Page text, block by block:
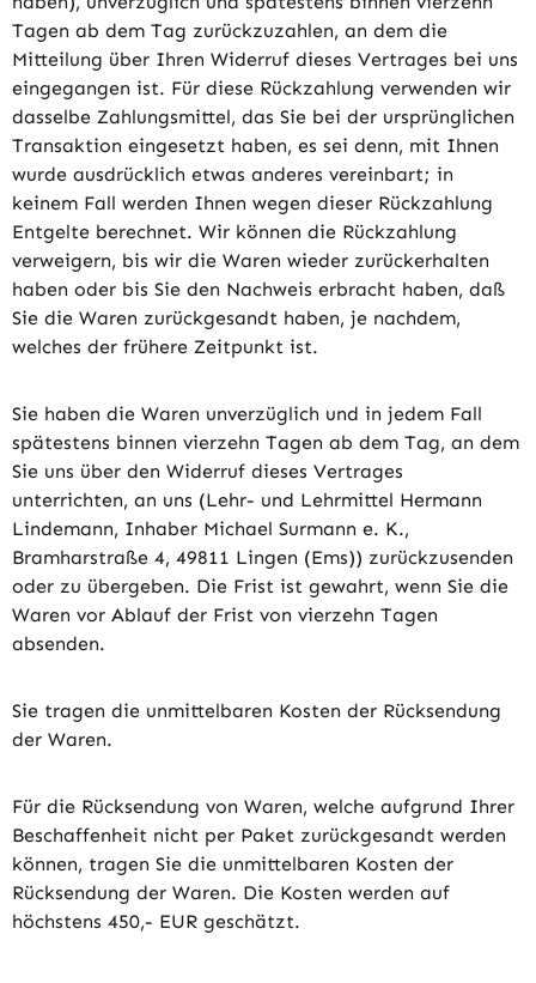
Tagen ab dem Tag zurückzuzahlen, an dem die
Mitteilung über Ihren Widerruf dieses Vertrages bei uns
eingegangen ist. Für diese Rückzahlung verwenden wir
dasselbe Zahlungsmittel, das Sie bei der ursprünglichen
Transaktion eingesetzt haben, es sei denn, mit Ihnen
wurde ausdrücklich etwas anderes vereinbart; in
keinem Fall werden Ihnen wegen dieser Rückzahlung
Entgelte berechnet. Wir können die Rückzahlung
verweigern, bis wir die Waren wieder zurückerhalten
haben oder bis Sie den Nachweis erbracht haben, daß
Sie die Waren zurückgesandt haben, je nachdem,
welches der frühere Zeitpunkt ist.
Sie haben die Waren unverzüglich und in jedem Fall
spätestens binnen vierzehn Tagen ab dem Tag, an dem
Sie uns über den Widerruf dieses Vertrages
unterrichten, an uns (Lehr- und Lehrmittel Hermann
Lindemann, Inhaber Michael Surmann e. K.,
Bramharstraße 4, 49811 Lingen (Ems)) zurückzusenden
oder zu übergeben. Die Frist ist gewahrt, wenn Sie die
Waren vor Ablauf der Frist von vierzehn Tagen
absenden.
Sie tragen die unmittelbaren Kosten der Rücksendung
der Waren.
Für die Rücksendung von Waren, welche aufgrund Ihrer
Beschaffenheit nicht per Paket zurückgesandt werden
können, tragen Sie die unmittelbaren Kosten der
Rücksendung der Waren. Die Kosten werden auf
höchstens 450,- EUR geschätzt.